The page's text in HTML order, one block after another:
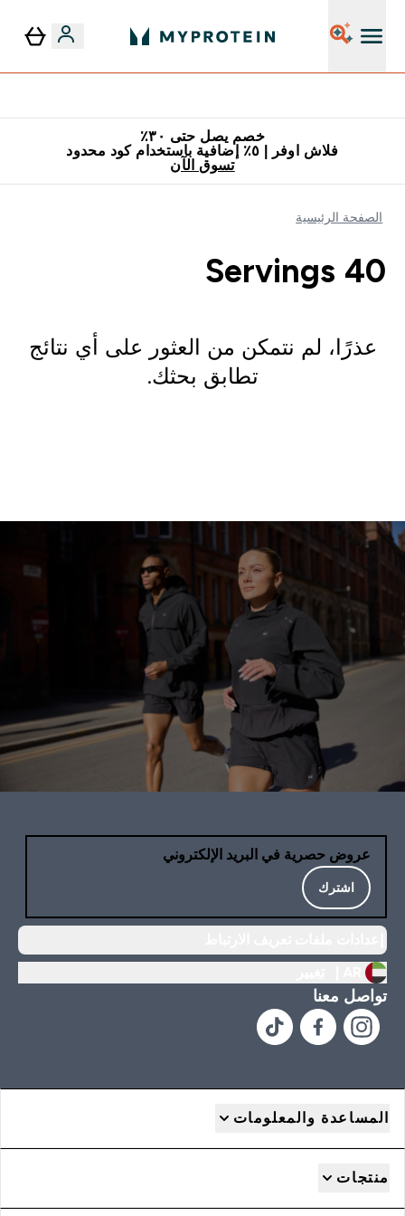
خصم يصل حتى ٣٠٪
فلاش اوفر | ٥٪ إضافية باستخدام كود محدود
تسوق الآن
الصفحة الرئيسية
40 Servings
عذرًا، لم نتمكن من العثور على أي نتائج
تطابق بحثك.
عروض حصرية في البريد الإلكتروني
اشترك
تواصل معنا
المساعدة والمعلومات
منتجات